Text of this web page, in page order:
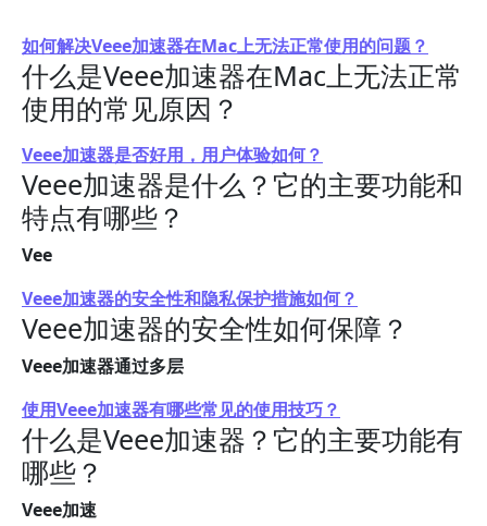
如何解决Veee加速器在Mac上无法正常使用的问题？
什么是Veee加速器在Mac上无法正常
使用的常见原因？
Veee加速器是否好用，用户体验如何？
Veee加速器是什么？它的主要功能和
特点有哪些？
Vee
Veee加速器的安全性和隐私保护措施如何？
Veee加速器的安全性如何保障？
Veee加速器通过多层
使用Veee加速器有哪些常见的使用技巧？
什么是Veee加速器？它的主要功能有
哪些？
Veee加速